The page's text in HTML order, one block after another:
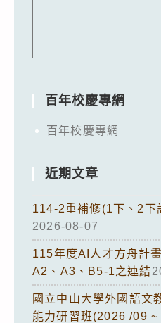
百年校慶專網
百年校慶專網
近期文章
114-2重補修(1下、2下
2026-08-07
115年度AI人才方舟計
A2、A3、B5-1之連結
國立中山大學外國語文
能力研習班(2026 /09